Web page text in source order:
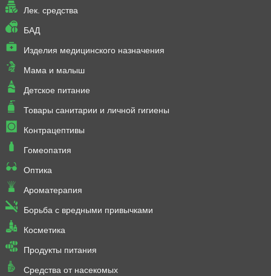
Лек. средства
БАД
Изделия медицинского назначения
Мама и малыш
Детское питание
Товары санитарии и личной гигиены
Контрацептивы
Гомеопатия
Оптика
Ароматерапия
Борьба с вредными привычками
Косметика
Продукты питания
Средства от насекомых